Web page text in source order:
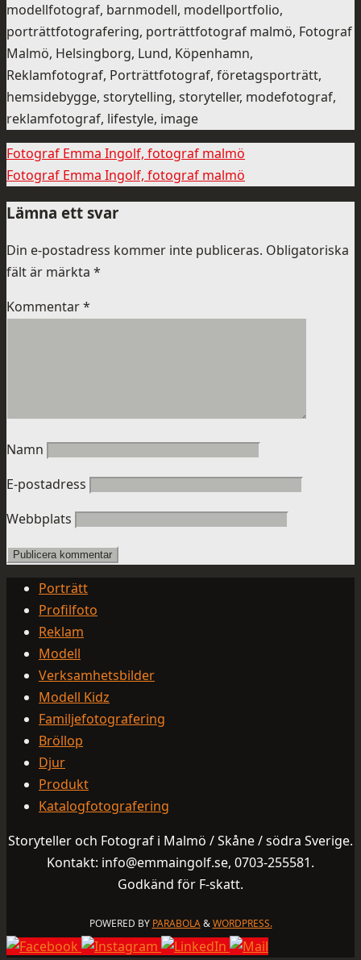
modellfotograf, barnmodell, modellportfolio,
porträttfotografering, porträttfotograf malmö, Fotograf
Malmö, Helsingborg, Lund, Köpenhamn,
Reklamfotograf, Porträttfotograf, företagsporträtt,
hemsidebygge, storytelling, storyteller, modefotograf,
reklamfotograf, lifestyle, image
Fotograf Emma Ingolf, fotograf malmö
Fotograf Emma Ingolf, fotograf malmö
Lämna ett svar
Din e-postadress kommer inte publiceras. Obligatoriska
fält är märkta *
Kommentar*
Namn
E-postadress
Webbplats
Porträtt
Profilfoto
Reklam
Modell
Verksamhetsbilder
Modell Kidz
Familjefotografering
Bröllop
Djur
Produkt
Katalogfotografering
Storyteller och Fotograf i Malmö / Skåne / södra Sverige.
Kontakt: info@emmaingolf.se, 0703-255581.
Godkänd för F-skatt.
POWERED BY PARABOLA&WORDPRESS.